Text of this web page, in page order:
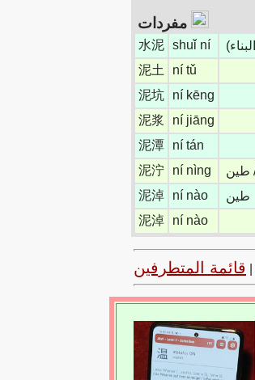
水泥 shuǐ ní
泥土
ní tǔ
泥坑
ní kēng
泥浆
ní jiāng
泥潭
ní tán
泥泞
ní nìng
طين
泥淖
ní nào
طين
泥淖
ní nào
قائمة المتطرفين